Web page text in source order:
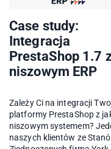
Case study:
Integracja
PrestaShop 1.7
niszowym ERP
Zależy Ci na integracji
platformy PrestaShop z
niszowym systemem?
naszych klientów ze